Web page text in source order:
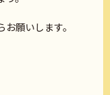
お願いします。